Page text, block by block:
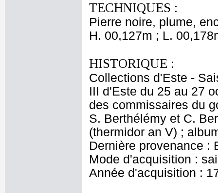
TECHNIQUES :
Pierre noire, plume,
H. 00,127m ; L.
HISTORIQUE :
Collections d'Este -
III d'Este du 25 au 27
des commissaires du
S. Berthélémy et C.
(thermidor an V) ;
Dernière provenance :
Mode d'acquisition :
Année d'acquisition :